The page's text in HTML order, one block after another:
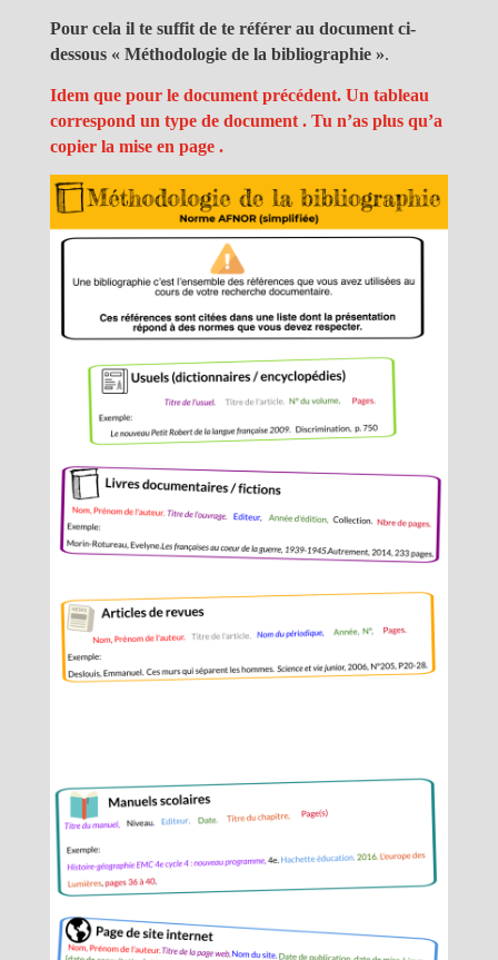
Pour cela il te suffit de te référer au document ci-
dessous « Méthodologie de la bibliographie ».
Idem que pour le document précédent. Un tableau
correspond un type de document . Tu n’as plus qu’a
copier la mise en page .